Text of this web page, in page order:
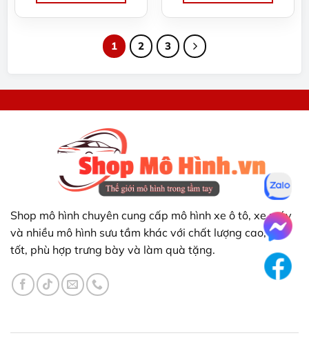
Các
chọn
có
thể
được
chọn
trên
trang
phẩm
Các
thể
trên
trang
sản
1 2 3
Shop mô hình chuyên cung cấp mô hình xe ô tô, xe máy
và nhiều mô hình sưu tầm khác với chất lượng cao, giá
tốt, phù hợp trưng bày và làm quà tặng.